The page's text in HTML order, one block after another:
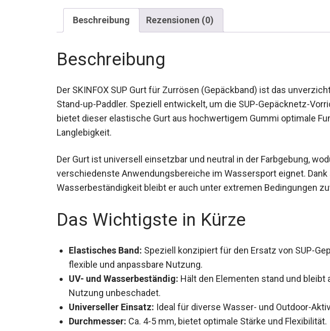
Beschreibung Rezensionen (0)
Beschreibung
Der SKINFOX SUP Gurt für Zurrösen (Gepäckband) ist das
alle Stand-up-Paddler. Speziell entwickelt, um die SUP-Gepäcknetz-
ersetzen, bietet dieser elastische Gurt aus hochwertigem Gummi
und Langlebigkeit.
Der Gurt ist universell einsetzbar und neutral in der Farbgebung,
verschiedenste Anwendungsbereiche im Wassersport eignet. Dank
Wasserbeständigkeit bleibt er auch unter extremen Bedingungen
Das Wichtigste in Kürze
Elastisches Band: Speziell konzipiert für den Ersatz von SUP-
flexible und anpassbare Nutzung.
UV- und Wasserbeständig: Hält den Elementen stand und bleibt
Nutzung unbeschadet.
Universeller Einsatz: Ideal für diverse Wasser- und Outdoor-
Durchmesser: Ca. 4-5 mm, bietet optimale Stärke und Flexibilität.